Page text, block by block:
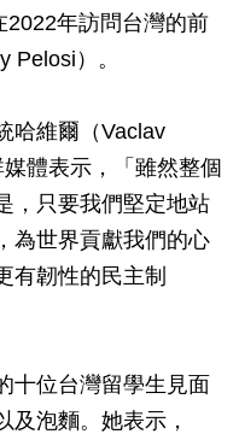
2022年訪問台灣的前
Pelosi）。
哈維爾（Vaclav
體表示，「雖然整個
，只要我們堅定地站
為世界貢獻我們的心
有韌性的民主制
十位台灣留學生見面
及泡麵。她表示，